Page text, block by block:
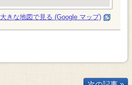
大きな地図で見る (Google マップ)